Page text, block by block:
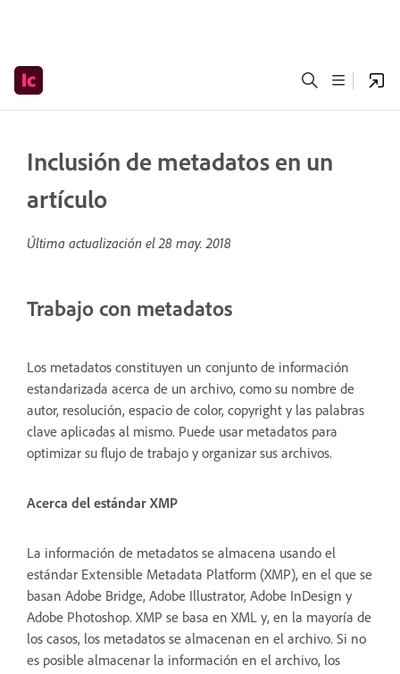
Inclusión de metadatos en un
artículo
Última actualización el28 may. 2018
Trabajo con metadatos
Los metadatos constituyen un conjunto de información
estandarizada acerca de un archivo, como su nombre de
autor, resolución, espacio de color, copyright y las palabras
clave aplicadas al mismo. Puede usar metadatos para
optimizar su flujo de trabajo y organizar sus archivos.
Acerca del estándar XMP
La información de metadatos se almacena usando el
estándar Extensible Metadata Platform (XMP), en el que se
basan Adobe Bridge, Adobe Illustrator, Adobe InDesign y
Adobe Photoshop. XMP se basa en XML y, en la mayoría de
los casos, los metadatos se almacenan en el archivo. Si no
es posible almacenar la información en el archivo, los